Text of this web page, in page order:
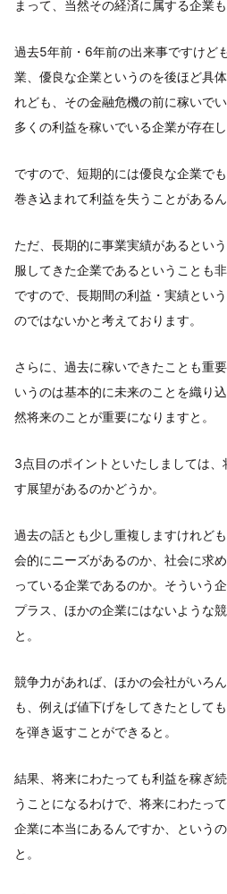
まって、当然その経済に属する企業
過去5年前・6年前の出来事ですけど
業、優良な企業というのを後ほど具
れども、その金融危機の前に稼いで
多くの利益を稼いでいる企業が存在し
ですので、短期的には優良な企業で
巻き込まれて利益を失うことがあるん
ただ、長期的に事業実績があるとい
服してきた企業であるということも
ですので、長期間の利益・実績とい
のではないかと考えております。
さらに、過去に稼いできたことも重
いうのは基本的に未来のことを織り
然将来のことが重要になりますと。
3点目のポイントといたしましては
す展望があるのかどうか。
過去の話とも少し重複しますけれど
会的にニーズがあるのか、社会に求
っている企業であるのか。そういう
プラス、ほかの企業にはないような
と。
競争力があれば、ほかの会社がいろ
も、例えば値下げをしてきたとして
を弾き返すことができると。
結果、将来にわたっても利益を稼ぎ
うことになるわけで、将来にわたっ
企業に本当にあるんですか、という
と。